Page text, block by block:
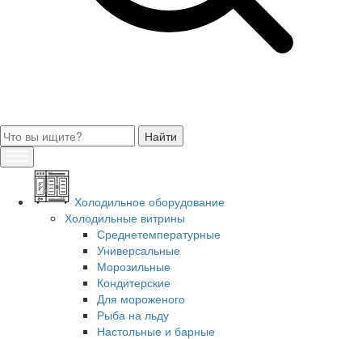
Холодильное оборудование
Холодильные витрины
Среднетемпературные
Универсальные
Морозильные
Кондитерские
Для мороженого
Рыба на льду
Настольные и барные